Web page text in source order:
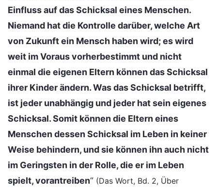
Einfluss auf das Schicksal eines Menschen.
Niemand hat die Kontrolle darüber, welche Art
von Zukunft ein Mensch haben wird; es wird
weit im Voraus vorherbestimmt und nicht
einmal die eigenen Eltern können das Schicksal
ihrer Kinder ändern. Was das Schicksal betrifft,
ist jeder unabhängig und jeder hat sein eigenes
Schicksal. Somit können die Eltern eines
Menschen dessen Schicksal im Leben in keiner
Weise behindern, und sie können ihn auch nicht
im Geringsten in der Rolle, die er im Leben
spielt, vorantreiben“ (Das Wort, Bd. 2, Über